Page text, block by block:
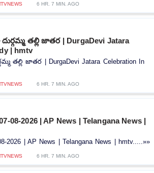
6 HR. 7 MIN. AGO
తల్లి జాతర | DurgaDevi Jatara
| hmtv
తల్లి జాతర | DurgaDevi Jatara Celebration In
6 HR. 7 MIN. AGO
08-2026 | AP News | Telangana News |
2026 | AP News | Telangana News | hmtv.....»»
6 HR. 7 MIN. AGO